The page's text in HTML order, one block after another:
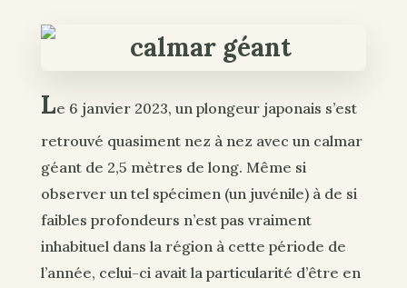
Le 6 janvier 2023, un plongeur japonais s’est
retrouvé quasiment nez à nez avec un calmar
géant de 2,5 mètres de long. Même si
observer un tel spécimen (un juvénile) à de si
faibles profondeurs n’est pas vraiment
inhabituel dans la région à cette période de
l’année, celui-ci avait la particularité d’être en